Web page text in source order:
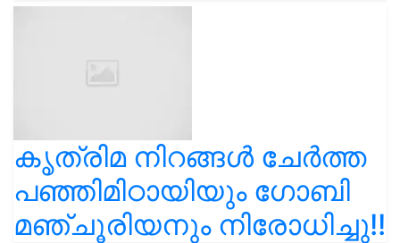
കൃത്രിമ നിറങ്ങൾ ചേർത്ത
പഞ്ഞിമിഠായിയും ഗോബി
മഞ്ചൂരിയനും നിരോധിച്ചു!!